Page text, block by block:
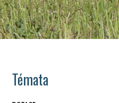
Témata